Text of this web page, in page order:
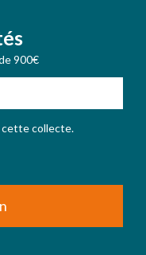
900€
cette collecte.